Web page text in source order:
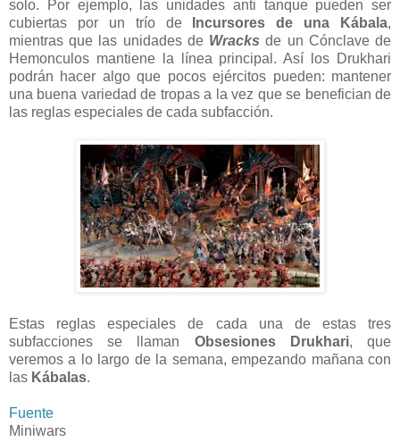
solo. Por ejemplo, las unidades anti tanque pueden ser
cubiertas por un trío de
Incursores de una Kábala,
mientras que las unidades de Wracks de un Cónclave de
Hemonculos mantiene la línea principal. Así los Drukhari
podrán hacer algo que pocos ejércitos pueden: mantener
una buena variedad de tropas a la vez que se benefician de
las reglas especiales de cada subfacción.
Estas reglas especiales de cada una de estas tres
subfacciones se llaman Obsesiones Drukhari, que
veremos a lo largo de la semana, empezando mañana con
las Kábalas.
Fuente
Miniwars